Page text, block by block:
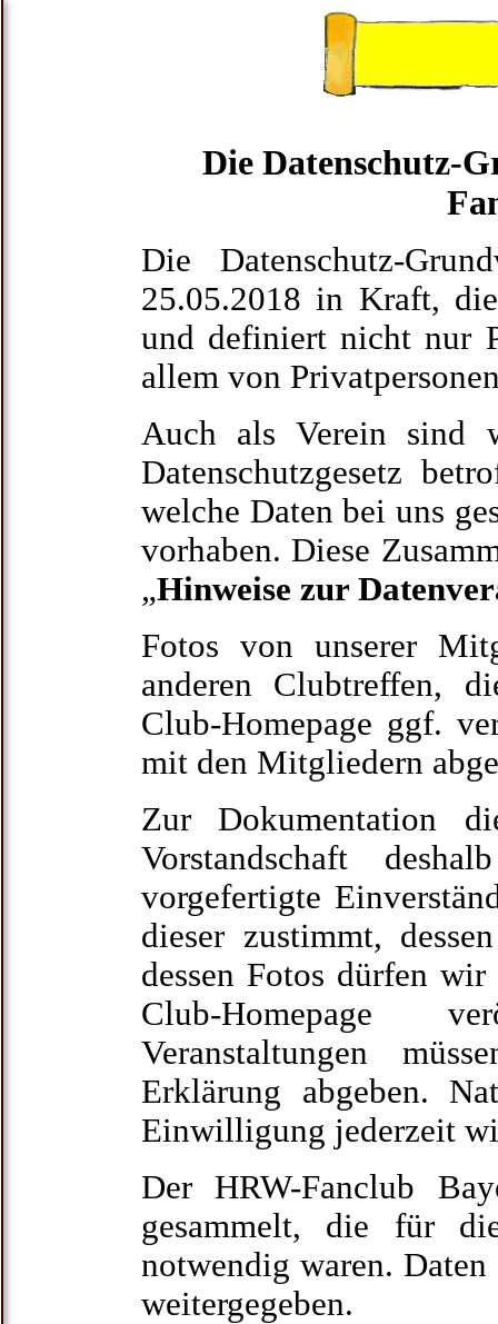
Die Datenschutz-
Die Datenschutz-
25.05.2018 in Kraft,
und definiert nicht nur
allem von
Auch als Verein sind
Datenschutzgesetz
welche Daten bei uns
vorhaben. Diese
„Hinweise zur
Fotos von unserer
anderen Clubtreffen,
Club-Homepage ggf.
mit den Mitgliedern
Zur Dokumentation
Vorstandschaft
vorgefertigte
dieser zustimmt,
dessen Fotos dürfen
Club-Homepage
Veranstaltungen
Erklärung abgeben.
Einwilligung jederzeit
Der HRW-Fanclub
gesammelt, die für
notwendig waren.
weitergegeben.